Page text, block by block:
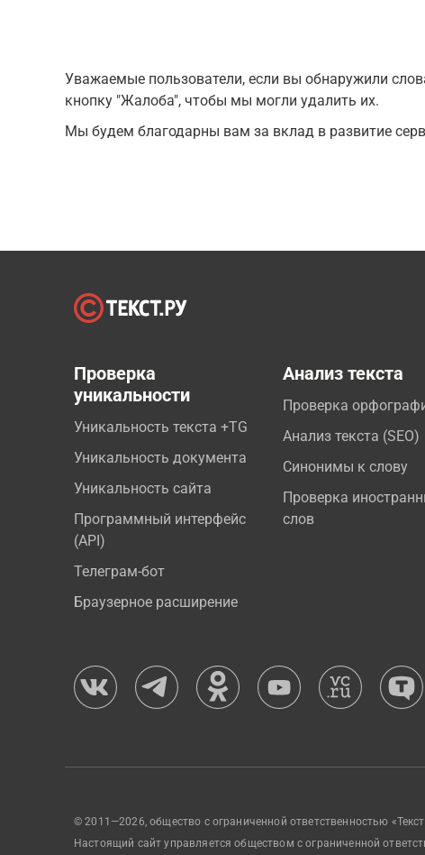
Уважаемые пользователи, если вы обнаружили
кнопку "Жалоба", чтобы мы могли удалить их.
Мы будем благодарны вам за вклад в развитие
Проверка
уникальности
Уникальность текста +TG
Уникальность документа
Уникальность сайта
Программный интерфейс
(API)
Телеграм-бот
Браузерное расширение
Анализ текста
Проверка
Анализ текста (SEO)
Синонимы к слову
Проверка
слов
© 2011—2026, общество с ограниченной ответственностью
Настоящий сайт управляется обществом с ограниченной